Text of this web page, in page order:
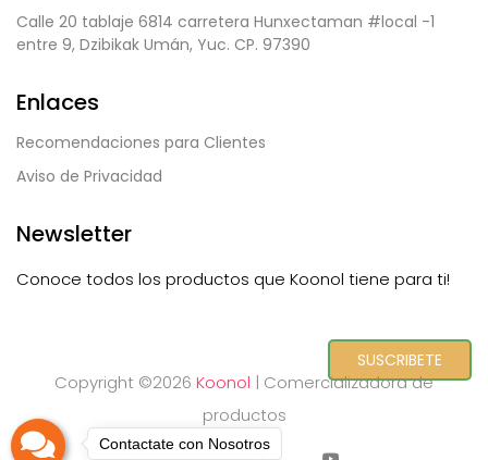
Calle 20 tablaje 6814 carretera Hunxectaman #local -1
entre 9, Dzibikak Umán, Yuc. CP. 97390
Enlaces
Recomendaciones para Clientes
Aviso de Privacidad
Newsletter
Conoce todos los productos que Koonol tiene para ti!
SUSCRIBETE
Copyright ©2026 Koonol | Comercializadora de
productos
Contactate con Nosotros